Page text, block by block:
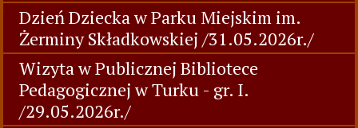
Dzień Dziecka w Parku Miejskim im.
Żerminy Składkowskiej /31.05.2026r./
Wizyta w Publicznej Bibliotece
Pedagogicznej w Turku - gr. I.
/29.05.2026r./